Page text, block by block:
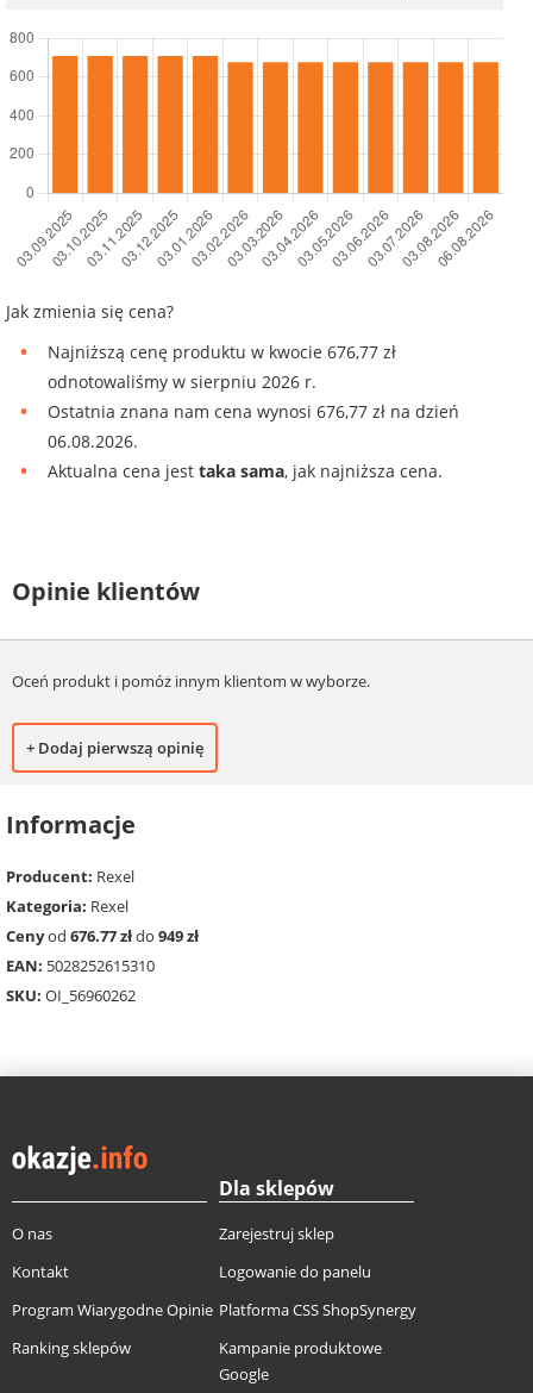
Jak zmienia się cena?
Najniższą cenę produktu w kwocie 676,77 zł
odnotowaliśmy w sierpniu 2026 r.
Ostatnia znana nam cena wynosi 676,77 zł na dzień
06.08.2026.
Aktualna cena jest taka sama, jak najniższa cena.
Opinie klientów
Oceń produkt i pomóż innym klientom w wyborze.
+ Dodaj pierwszą opinię
Informacje
Producent: Rexel
Kategoria: Rexel
Cenyod 676.77 złdo 949 zł
EAN: 5028252615310
SKU: OI_56960262
O nas
Kontakt
Program Wiarygodne Opinie
Ranking sklepów
Dla sklepów
Zarejestruj sklep
Logowanie do panelu
Platforma CSS ShopSynergy
Kampanie produktowe
Google